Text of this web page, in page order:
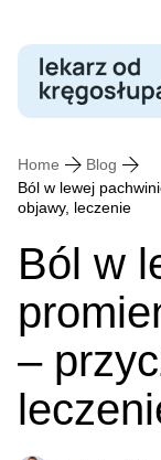
Skip
content
Home
Blog
Ból w lewej
objawy, leczenie
Ból w
–